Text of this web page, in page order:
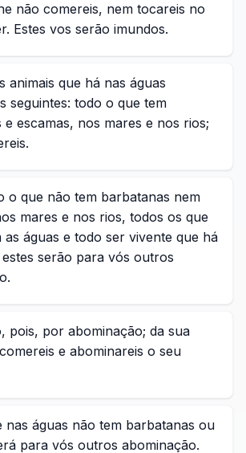
não comereis, nem tocareis no
Estes vos serão imundos.
animais que há nas águas
seguintes: todo o que tem
e escamas, nos mares e nos rios;
o que não tem barbatanas nem
mares e nos rios, todos os que
as águas e todo ser vivente que há
estes serão para vós outros
pois, por abominação; da sua
e abominareis o seu
nas águas não tem barbatanas ou
para vós outros abominação.